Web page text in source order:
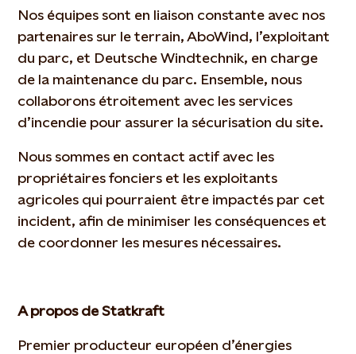
Nos équipes sont en liaison constante avec nos
partenaires sur le terrain, AboWind, l’exploitant
du parc, et Deutsche Windtechnik, en charge
de la maintenance du parc. Ensemble, nous
collaborons étroitement avec les services
d’incendie pour assurer la sécurisation du site.
Nous sommes en contact actif avec les
propriétaires fonciers et les exploitants
agricoles qui pourraient être impactés par cet
incident, afin de minimiser les conséquences et
de coordonner les mesures nécessaires.
A propos de Statkraft
Premier producteur européen d’énergies